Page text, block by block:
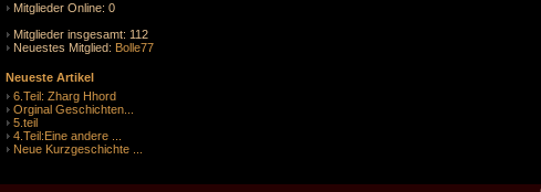
Mitglieder Online: 0
Mitglieder insgesamt: 112
Neuestes Mitglied: Bolle77
Neueste Artikel
6.Teil: Zharg Hhord
Orginal Geschichten...
5.teil
4.Teil:Eine andere ...
Neue Kurzgeschichte ...